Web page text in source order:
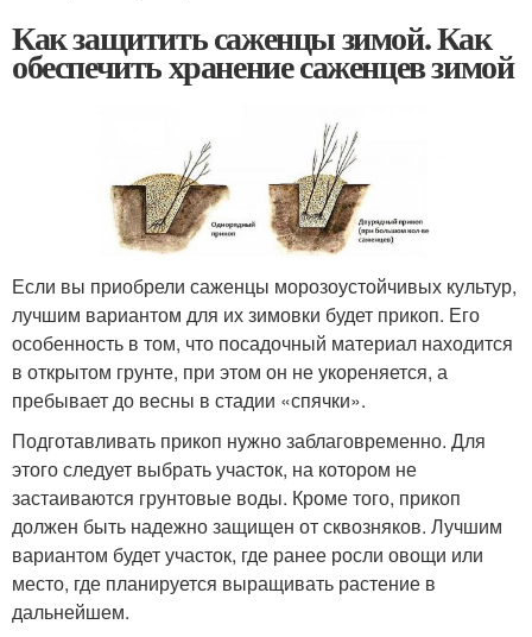
Как защитить саженцы зимой. Как
обеспечить хранение саженцев зимой
Если вы приобрели саженцы морозоустойчивых культур,
лучшим вариантом для их зимовки будет прикоп. Его
особенность в том, что посадочный материал находится
в открытом грунте, при этом он не укореняется, а
пребывает до весны в стадии «спячки».
Подготавливать прикоп нужно заблаговременно. Для
этого следует выбрать участок, на котором не
застаиваются грунтовые воды. Кроме того, прикоп
должен быть надежно защищен от сквозняков. Лучшим
вариантом будет участок, где ранее росли овощи или
место, где планируется выращивать растение в
дальнейшем.